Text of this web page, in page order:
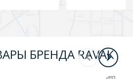
БРЕНДА RAVAK